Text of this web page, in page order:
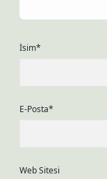
İsim*
E-Posta*
Web Sitesi